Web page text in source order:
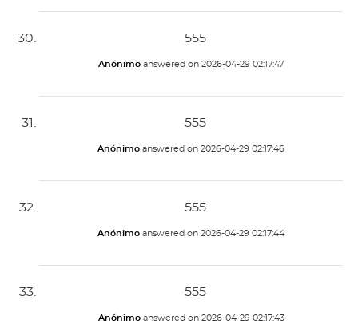
555
Anónimo answered on 2026-04-29 02:17:47
555
Anónimo answered on 2026-04-29 02:17:46
555
Anónimo answered on 2026-04-29 02:17:44
555
Anónimoanswered on 2026-04-29 02:17:43